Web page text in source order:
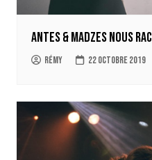
Antes & Madzes nous
Rémy 22 octobre 2019